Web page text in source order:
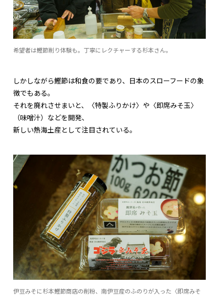
希望者は鰹節削り体験も。丁寧にレクチャーする杉本さん。
しかしながら鰹節は和食の要であり、日本のスローフードの象
徴でもある。
それを廃れさせまいと、〈特製ふりかけ〉や〈即席みそ玉〉
（味噌汁）などを開発、
新しい熱海土産として注目されている。
伊豆みそに杉本鰹節商店の削粉、南伊豆産のふのりが入った〈即席みそ